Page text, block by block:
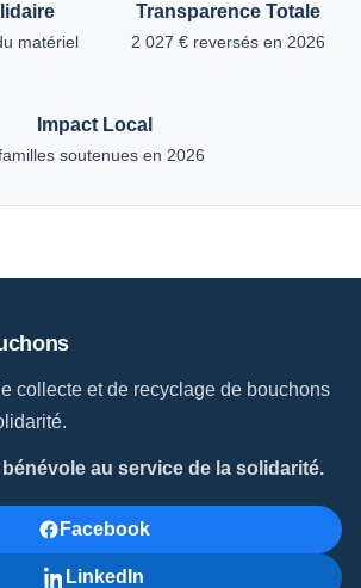
matériel
Transparence Totale
2 027 € reversés en 2026
Impact Local
soutenues en 2026
collecte et de recyclage de bouchons
bénévole au service de la solidarité.
Facebook
LinkedIn